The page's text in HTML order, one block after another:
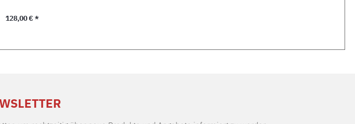
Regulärer Preis:
128,00 € *